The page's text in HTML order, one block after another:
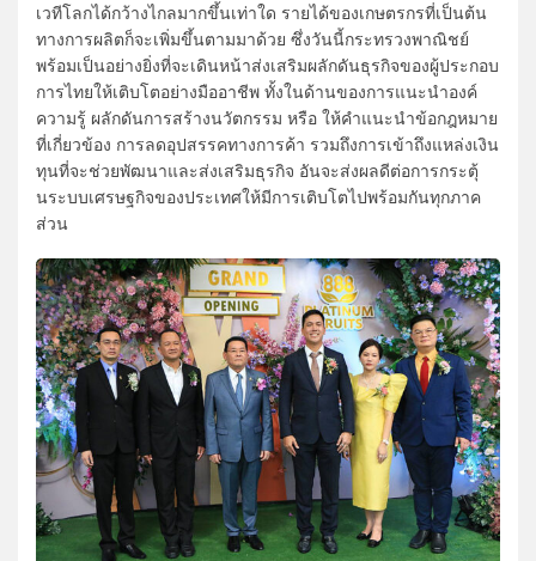
เวทีโลกได้กว้างไกลมากขึ้นเท่าใด รายได้ของเกษตรกรที่เป็นต้น
ทางการผลิตก็จะเพิ่มขึ้นตามมาด้วย ซึ่งวันนี้กระทรวงพาณิชย์
พร้อมเป็นอย่างยิ่งที่จะเดินหน้าส่งเสริมผลักดันธุรกิจของผู้ประกอบ
การไทยให้เติบโตอย่างมืออาชีพ ทั้งในด้านของการแนะนำองค์
ความรู้ ผลักดันการสร้างนวัตกรรม หรือ ให้คำแนะนำข้อกฎหมาย
ที่เกี่ยวข้อง การลดอุปสรรคทางการค้า รวมถึงการเข้าถึงแหล่งเงิน
ทุนที่จะช่วยพัฒนาและส่งเสริมธุรกิจ อันจะส่งผลดีต่อการกระตุ้
นระบบเศรษฐกิจของประเทศให้มีการเติบโตไปพร้อมกันทุกภาค
ส่วน